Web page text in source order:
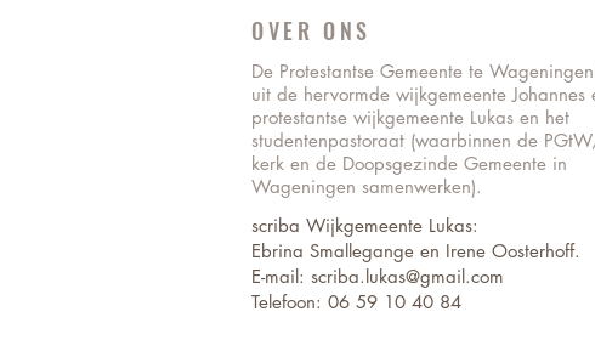
OVER ONS
De Protestantse Gemeente te
uit de hervormde wijkgemeente Johannes
protestantse wijkgemeente Lukas en het
studentenpastoraat (waarbinnen de
kerk en de Doopsgezinde Gemeente in
Wageningen samenwerken).
scriba Wijkgemeente Lukas:
Ebrina Smallegange en Irene Oosterhoff.
E-mail: scriba.lukas@gmail.com
Telefoon: 06 59 10 40 84